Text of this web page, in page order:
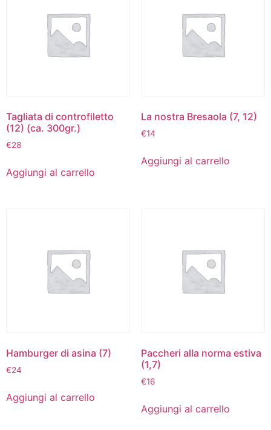
Tagliata di controfiletto
(12) (ca. 300gr.)
€28
Aggiungi al carrello
La nostra Bresaola (7, 12)
€14
Aggiungi al carrello
Hamburger di asina (7)
€24
Aggiungi al carrello
Paccheri alla norma estiva
(1,7)
€16
Aggiungi al carrello